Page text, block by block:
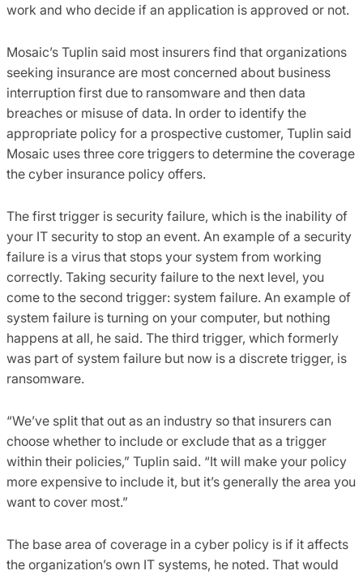
work and who decide if an application is approved or not.
Mosaic’s Tuplin said most insurers find that organizations
seeking insurance are most concerned about business
interruption first due to ransomware and then data
breaches or misuse of data. In order to identify the
appropriate policy for a prospective customer, Tuplin said
Mosaic uses three core triggers to determine the coverage
the cyber insurance policy offers.
The first trigger is security failure, which is the inability of
your IT security to stop an event. An example of a security
failure is a virus that stops your system from working
correctly. Taking security failure to the next level, you
come to the second trigger: system failure. An example of
system failure is turning on your computer, but nothing
happens at all, he said. The third trigger, which formerly
was part of system failure but now is a discrete trigger, is
ransomware.
“We’ve split that out as an industry so that insurers can
choose whether to include or exclude that as a trigger
within their policies,” Tuplin said. “It will make your policy
more expensive to include it, but it’s generally the area you
want to cover most.”
The base area of coverage in a cyber policy is if it affects
the organization’s own IT systems, he noted. That would